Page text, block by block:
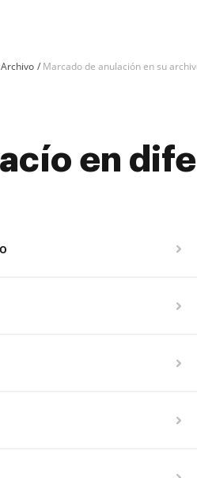
Marcado de anulación en su
en